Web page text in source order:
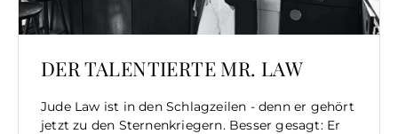
DER TALENTIERTE MR. LAW
Jude Law ist in den Schlagzeilen - denn er gehört
jetzt zu den Sternenkriegern. Besser gesagt: Er